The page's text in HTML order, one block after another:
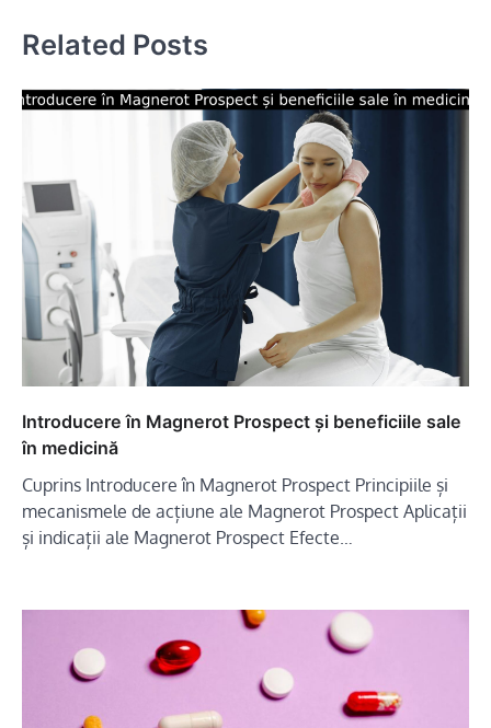
Related Posts
Introducere în Magnerot Prospect și beneficiile sale
în medicină
Cuprins Introducere în Magnerot Prospect Principiile și
mecanismele de acțiune ale Magnerot Prospect Aplicații
și indicații ale Magnerot Prospect Efecte…